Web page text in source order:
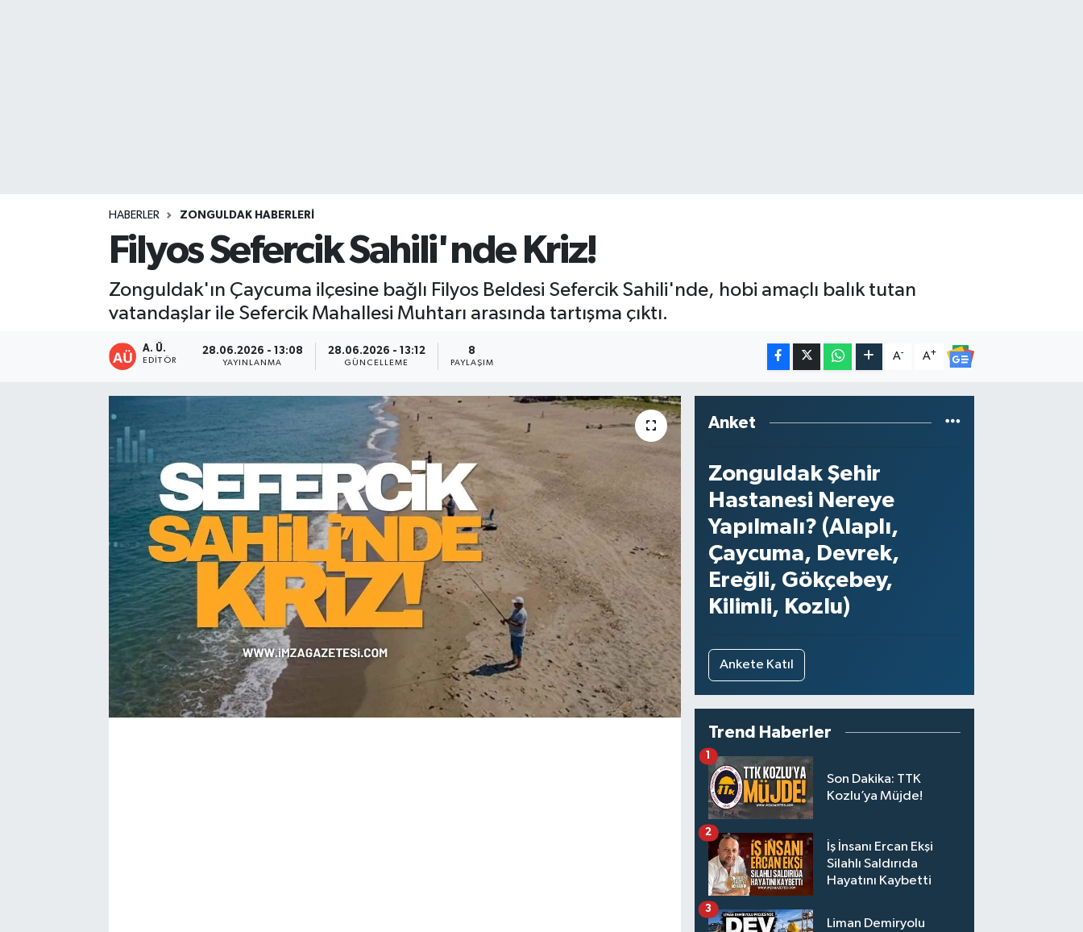
HABERLER ZONGULDAK HABERLERI
Filyos Sefercik Sahili'nde Kriz!
Zonguldak'ın Çaycuma ilçesine bağlı Filyos Beldesi Sefercik Sahili'nde, hobi amaçlı balık tutan
vatandaşlar ile Sefercik Mahallesi Muhtarı arasında tartışma çıktı.
A. Ü.
EDITÖR
28.06.2026 - 13:08
YAYINLANMA
28.06.2026 - 13:12
GÜNCELLEME
8
PAYLAŞIM
A- A+
Anket
Zonguldak Şehir
Hastanesi Nereye
Yapılmalı? (Alaplı,
Çaycuma, Devrek,
Ereğli, Gökçebey,
Kilimli, Kozlu)
Ankete Katıl
Trend Haberler
Son Dakika: TTK
Kozlu’ya Müjde!
1
İş İnsanı Ercan Ekşi
Silahlı Saldırıda
Hayatını Kaybetti
2
Liman Demiryolu
3
KASTAMONU